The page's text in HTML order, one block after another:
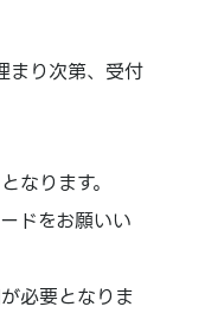
まり次第、受付
なります。
ドをお願いい
必要となりま